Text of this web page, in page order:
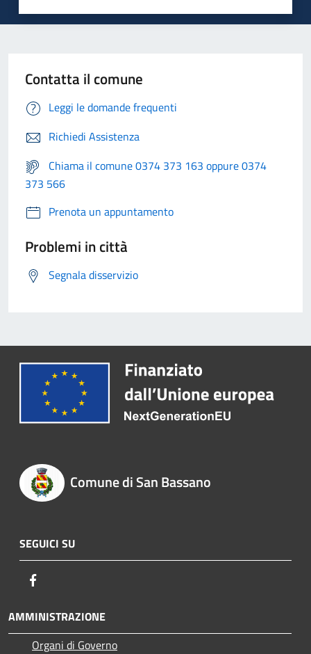
Contatta il comune
Leggi le domande frequenti
Richiedi Assistenza
Chiama il comune 0374 373 163 oppure 0374
373 566
Prenota un appuntamento
Problemi in città
Segnala disservizio
Comune di San Bassano
SEGUICI SU
AMMINISTRAZIONE
Organi di Governo